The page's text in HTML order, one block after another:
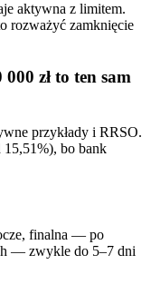
aktywna z limitem.
rozważyć zamknięcie
zł to ten sam
przykłady i RRSO.
15,51%), bo bank
finalna — po
— zwykle do 5–7 dni